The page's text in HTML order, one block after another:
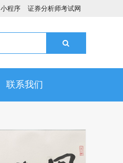
小程序 证券分析师考试网
联系我们